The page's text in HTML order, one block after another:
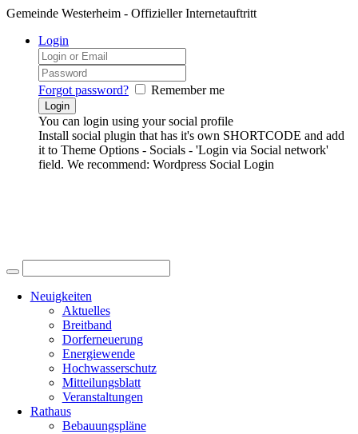
Gemeinde Westerheim - Offizieller Internetauftritt
Login
Forgot password? Remember me
You can login using your social profile
Install social plugin that has it's own SHORTCODE and add
it to Theme Options - Socials - 'Login via Social network'
field. We recommend: Wordpress Social Login
Neuigkeiten
Aktuelles
Breitband
Dorferneuerung
Energiewende
Hochwasserschutz
Mitteilungsblatt
Veranstaltungen
Rathaus
Bebauungspläne